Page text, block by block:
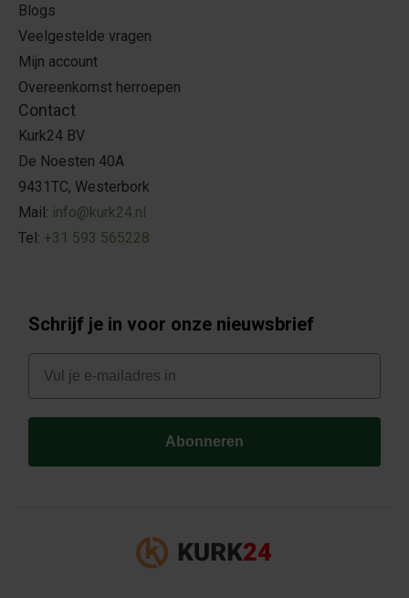
Blogs
Veelgestelde vragen
Mijn account
Overeenkomst herroepen
Contact
Kurk24 BV
De Noesten 40A
9431TC, Westerbork
Mail: info@kurk24.nl
Tel: +31 593 565228
Schrijf je in voor onze nieuwsbrief
E-mail
Abonneren